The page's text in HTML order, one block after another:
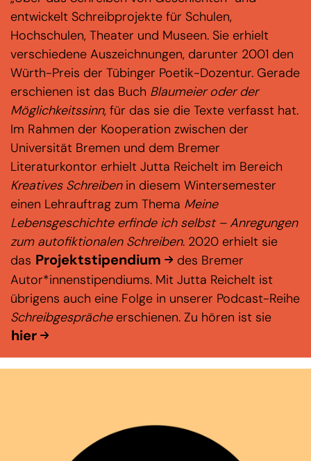
entwickelt Schreibprojekte für Schulen,
Hochschulen, Theater und Museen. Sie erhielt
verschiedene Auszeichnungen, darunter 2001 den
Würth-Preis der Tübinger Poetik-Dozentur. Gerade
erschienen ist das Buch Blaumeier oder der
Möglichkeitssinn, für das sie die Texte verfasst hat.
Im Rahmen der Kooperation zwischen der
Universität Bremen und dem Bremer
Literaturkontor erhielt Jutta Reichelt im Bereich
Kreatives Schreibenin diesem Wintersemester
einen Lehrauftrag zum Thema Meine
Lebensgeschichte erfinde ich selbst – Anregungen
zum autofiktionalen Schreiben. 2020 erhielt sie
das Projektstipendium
des Bremer
Autor*innenstipendiums. Mit Jutta Reichelt ist
übrigens auch eine Folge in unserer Podcast-Reihe
Schreibgespräche erschienen. Zu hören ist sie
hier